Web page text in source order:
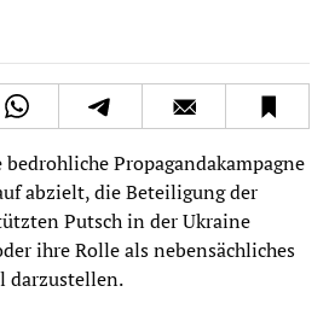
Propagandakampagne
abzielt, die Beteiligung der
Putsch in der Ukraine
ihre Rolle als nebensächliches
darzustellen.